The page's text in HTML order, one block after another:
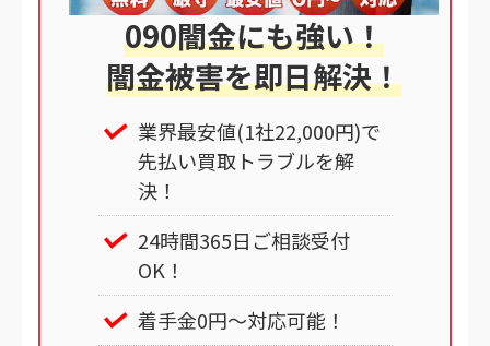
090闇金にも強い！
闇金被害を即日解決！
業界最安値(1社22,000円)で
先払い買取トラブルを解
決！
24時間365日ご相談受付
OK！
着手金0円～対応可能！